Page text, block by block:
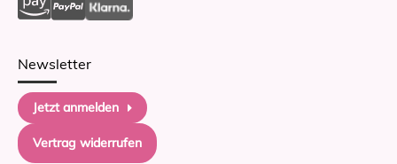
Newsletter
Jetzt anmelden
Vertrag widerrufen